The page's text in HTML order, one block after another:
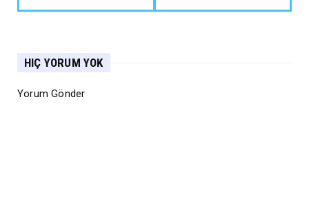
HIÇ YORUM YOK
Yorum Gönder